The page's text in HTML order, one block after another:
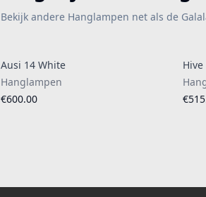
Bekijk andere Hanglampen net als de
Ausi 14 White
Hanglampen
€600.00